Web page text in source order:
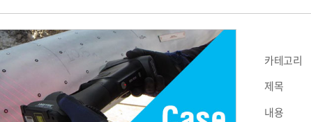
카테고리
제목
내용